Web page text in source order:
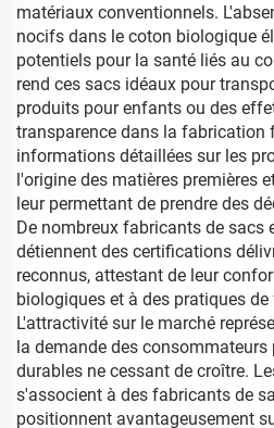
matériaux conventionnels.
nocifs dans le coton biologique
potentiels pour la santé liés au
rend ces sacs idéaux pour
produits pour enfants ou des
transparence dans la fabrication
informations détaillées sur les
l'origine des matières premières
leur permettant de prendre des
De nombreux fabricants de sacs
détiennent des certifications
reconnus, attestant de leur
biologiques et à des pratiques
L'attractivité sur le marché
la demande des
durables ne cessant de croître.
s'associent à des fabricants de
positionnent avantageusement